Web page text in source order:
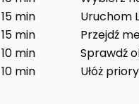
15 min
Uruchom
15 min
Przejdź
10 min
Sprawdź
10 min
Ułóż